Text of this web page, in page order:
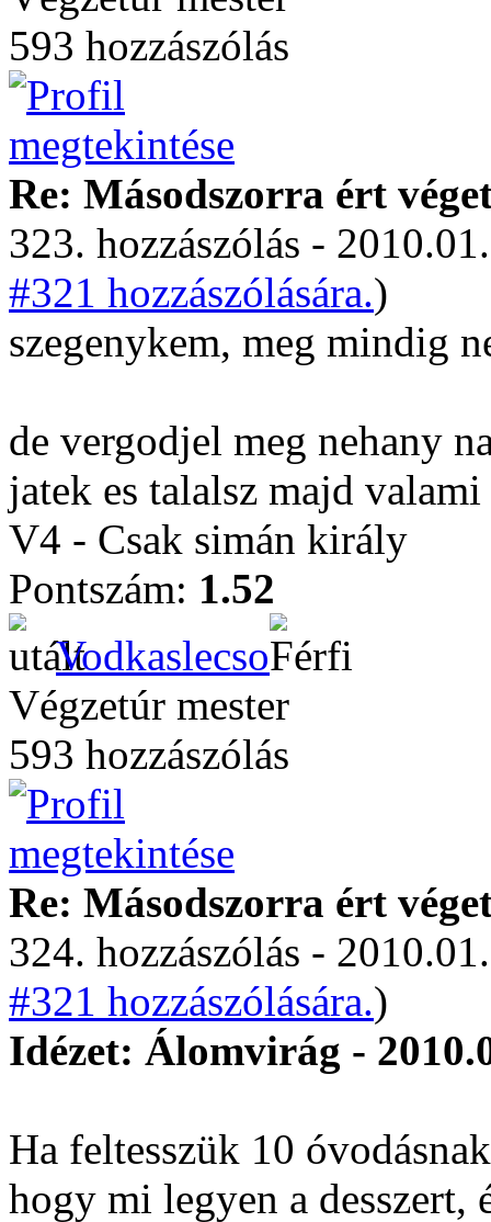
593 hozzászólás
Re: Másodszorra ért
323. hozzászólás -
#321 hozzászólására.)
szegenykem, meg mindig
de vergodjel meg nehany
jatek es talalsz majd
V4 - Csak simán király
Pontszám: 1.52
Vodkaslecso
Végzetúr mester
593 hozzászólás
Re: Másodszorra ért
324. hozzászólás -
#321 hozzászólására.)
Idézet: Álomvirág -
Ha feltesszük 10
hogy mi legyen a desszert,